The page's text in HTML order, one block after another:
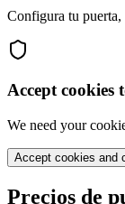
Configura tu
Accept cookies
We need your
Accept cookies and
Precios de